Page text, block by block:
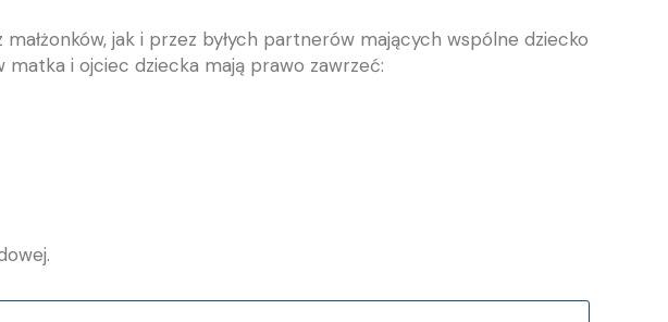
jak i przez byłych partnerów mających wspólne dziecko
matka i ojciec dziecka mają prawo zawrzeć: